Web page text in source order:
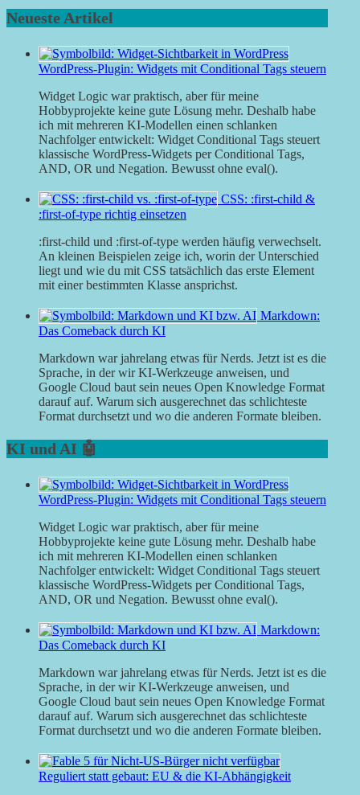
Neueste Artikel
WordPress-Plugin: Widgets mit Conditional Tags steuern
Widget Logic war praktisch, aber für meine
Hobbyprojekte keine gute Lösung mehr. Deshalb habe
ich mit mehreren KI-Modellen einen schlanken
Nachfolger entwickelt: Widget Conditional Tags steuert
klassische WordPress-Widgets per Conditional Tags,
AND, OR und Negation. Bewusst ohne eval().
CSS: :first-child &
:first-of-type richtig einsetzen
:first-child und :first-of-type werden häufig verwechselt.
An kleinen Beispielen zeige ich, worin der Unterschied
liegt und wie du mit CSS tatsächlich das erste Element
mit einer bestimmten Klasse ansprichst.
Markdown:
Das Comeback durch KI
Markdown war jahrelang etwas für Nerds. Jetzt ist es die
Sprache, in der wir KI-Werkzeuge anweisen, und
Google Cloud baut sein neues Open Knowledge Format
darauf auf. Warum sich ausgerechnet das schlichteste
Format durchsetzt und wo die anderen Formate bleiben.
KI und AI 🤖
WordPress-Plugin: Widgets mit Conditional Tags steuern
Widget Logic war praktisch, aber für meine
Hobbyprojekte keine gute Lösung mehr. Deshalb habe
ich mit mehreren KI-Modellen einen schlanken
Nachfolger entwickelt: Widget Conditional Tags steuert
klassische WordPress-Widgets per Conditional Tags,
AND, OR und Negation. Bewusst ohne eval().
Markdown:
Das Comeback durch KI
Markdown war jahrelang etwas für Nerds. Jetzt ist es die
Sprache, in der wir KI-Werkzeuge anweisen, und
Google Cloud baut sein neues Open Knowledge Format
darauf auf. Warum sich ausgerechnet das schlichteste
Format durchsetzt und wo die anderen Formate bleiben.
Reguliert statt gebaut: EU & die KI-Abhängigkeit